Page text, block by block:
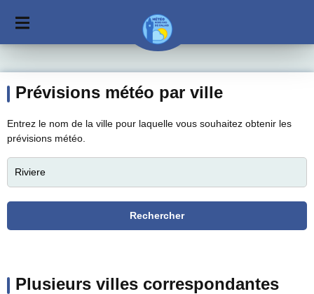
Prévisions météo par ville
Entrez le nom de la ville pour laquelle vous souhaitez obtenir les
prévisions météo.
Plusieurs villes correspondantes